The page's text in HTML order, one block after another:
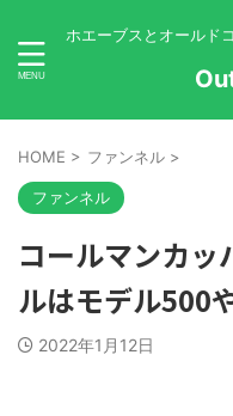
ホエーブスとオールド
HOME > ファンネル >
ファンネル
コールマンカッ
ルはモデル500
2022年1月12日